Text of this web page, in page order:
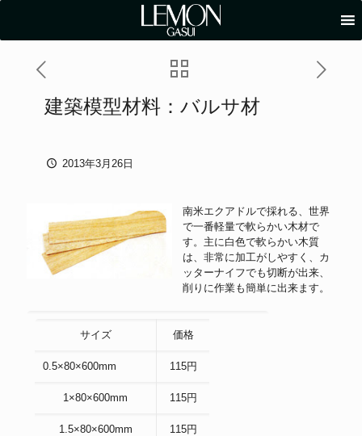
建築模型材料：バルサ材
2013年3月26日
南米エクアドルで採れる、世界
で一番軽量で軟らかい木材で
す。主に白色で軟らかい木質
は、非常に加工がしやすく、カ
ッターナイフでも切断が出来、
削りに作業も簡単に出来ます。
サイズ 価格
0.5×80×600mm 115円
1×80×600mm 115円
1.5×80×600mm 115円